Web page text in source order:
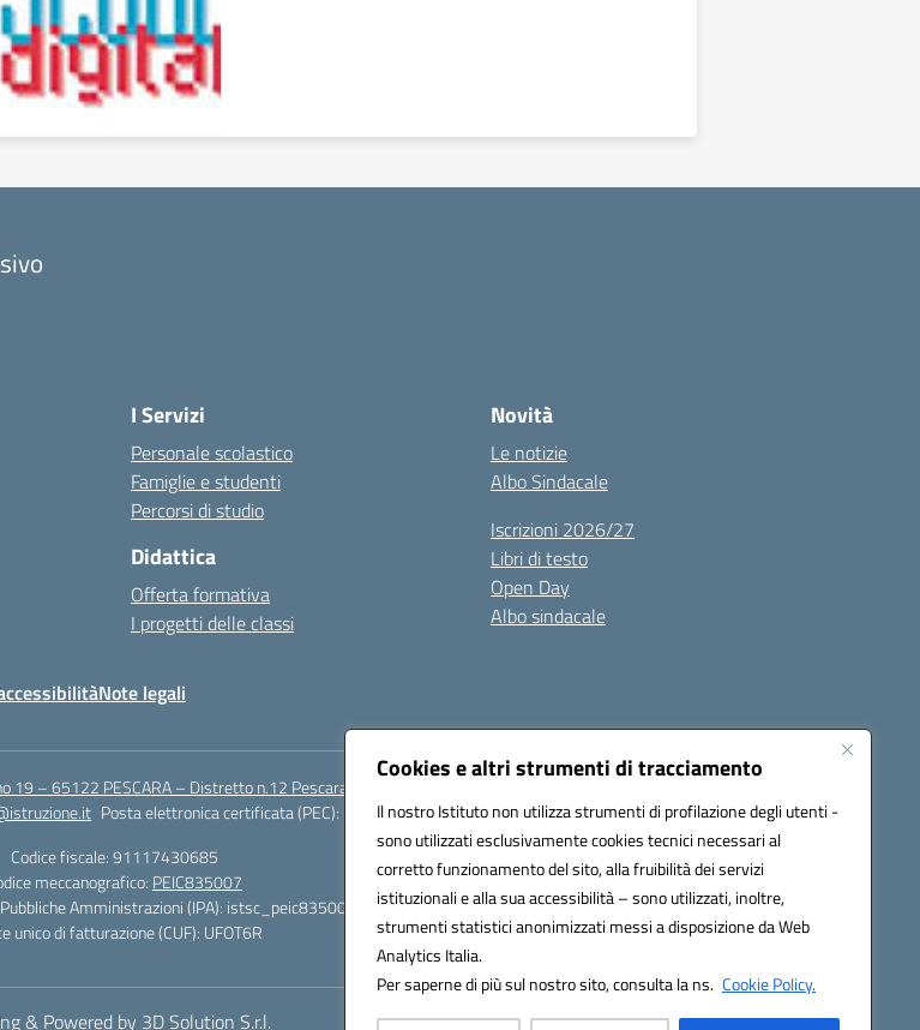
Cookies e altri strumenti di tracciamento
Il nostro Istituto non utilizza strumenti di profilazione degli utenti -
sono utilizzati esclusivamente cookies tecnici necessari al
corretto funzionamento del sito, alla fruibilità dei servizi
istituzionali e alla sua accessibilità – sono utilizzati, inoltre,
strumenti statistici anonimizzati messi a disposizione da Web
Analytics Italia.
Per saperne di più sul nostro sito, consulta la ns. Cookie Policy.
I Servizi
Personale scolastico
Famiglie e studenti
Percorsi di studio
Didattica
Offerta formativa
I progetti delle classi
Novità
Le notizie
Albo Sindacale
Iscrizioni 2026/27
Libri di testo
Open Day
Albo sindacale
Note legali
19 – 65122 PESCARA – Distretto n.12 Pescara
Posta elettronica certificata (PEC):
peic835007@pec.istruzione.it
Codice fiscale: 91117430685
meccanografico: PEIC835007
Amministrazioni (IPA): istsc_peic835007
unico di fatturazione (CUF): UFOT6R
& Powered by 3D Solution S.r.l.